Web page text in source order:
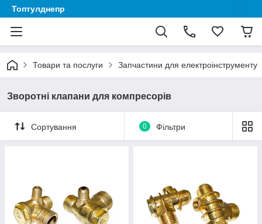
Топтулднепр
Товари та послуги Запчастини для електроінструменту
Зворотні клапани для компресорів
Сортування 0 Фільтри